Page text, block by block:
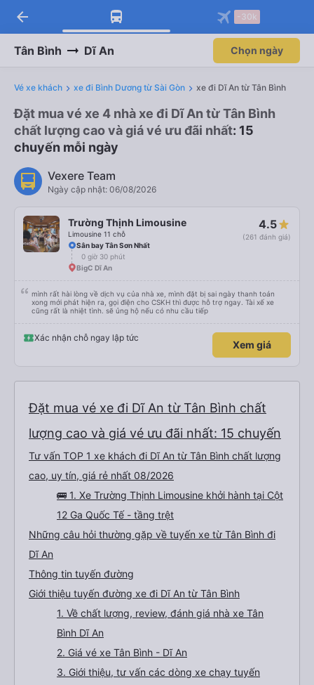
Tải app Vexere ngay!
Nhận ưu đãi thành viên độc
Mở app
Tải app Vexere
-30k/ghế khi đặt vé máy bay qua
Mở app
arrow_back -30k
Tân Bình Dĩ An Chọn ngày
Vé xe khách xe đi Bình Dương từ Sài Gòn xe đi Dĩ An từ Tân Bình
Đặt mua vé xe 4 nhà xe đi Dĩ An từ Tân Bình
chất lượng cao và giá vé ưu đãi nhất: 15
chuyến mỗi ngày
Vexere Team
Ngày cập nhật: 06/08/2026
Trường Thịnh Limousine
Limousine 11 chỗ
4.5
(261 đánh giá)
Sân bay Tân Sơn Nhất
0 giờ 30 phút
BigC Dĩ An
mình rất hài lòng về dịch vụ của nhà xe, mình đặt bị sai ngày thanh toán
xong mới phát hiện ra, gọi điện cho CSKH thì được hỗ trợ ngay. Tài xế xe
cũng rất là nhiệt tình. sẽ ủng hộ nếu có nhu cầu tiếp
Xác nhận chỗ ngay lập tức
Xem giá
Đặt mua vé xe đi Dĩ An từ Tân Bình chất
lượng cao và giá vé ưu đãi nhất: 15 chuyến
Tư vấn TOP 1 xe khách đi Dĩ An từ Tân Bình chất lượng
cao, uy tín, giá rẻ nhất 08/2026
🚌 1. Xe Trường Thịnh Limousine khởi hành tại Cột
12 Ga Quốc Tế - tầng trệt
Những câu hỏi thường gặp về tuyến xe từ Tân Bình đi
Dĩ An
Thông tin tuyến đường
Giới thiệu tuyến đường xe đi Dĩ An từ Tân Bình
1. Về chất lượng, review, đánh giá nhà xe Tân
Bình Dĩ An
2. Giá vé xe Tân Bình - Dĩ An
3. Giới thiệu, tư vấn các dòng xe chạy tuyến